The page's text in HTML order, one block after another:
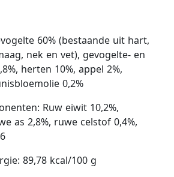
60% (bestaande uit hart,
nek en vet), gevogelte- en
herten 10%, appel 2%,
0,2%
Ruw eiwit 10,2%,
as 2,8%, ruwe celstof 0,4%,
89,78 kcal/100 g